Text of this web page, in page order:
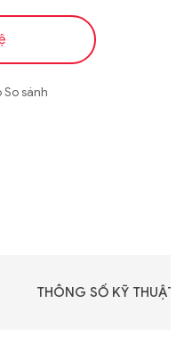
sánh
THÔNG SỐ KỸ THUẬT